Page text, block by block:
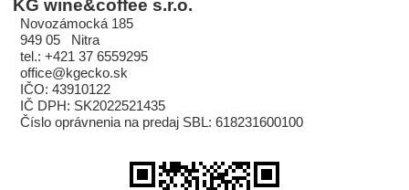
KG wine&coffee s.r.o.
Novozámocká 185
949 05 Nitra
tel.: +421 37 6559295
office@kgecko.sk
IČO: 43910122
IČ DPH: SK2022521435
Číslo oprávnenia na predaj SBL: 618231600100